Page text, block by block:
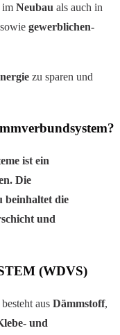
im Neubau als auch in
sowie gewerblichen-
zu sparen und
ist ein
Die
beinhaltet die
und
(WDVS)
besteht aus Dämmstoff,
und